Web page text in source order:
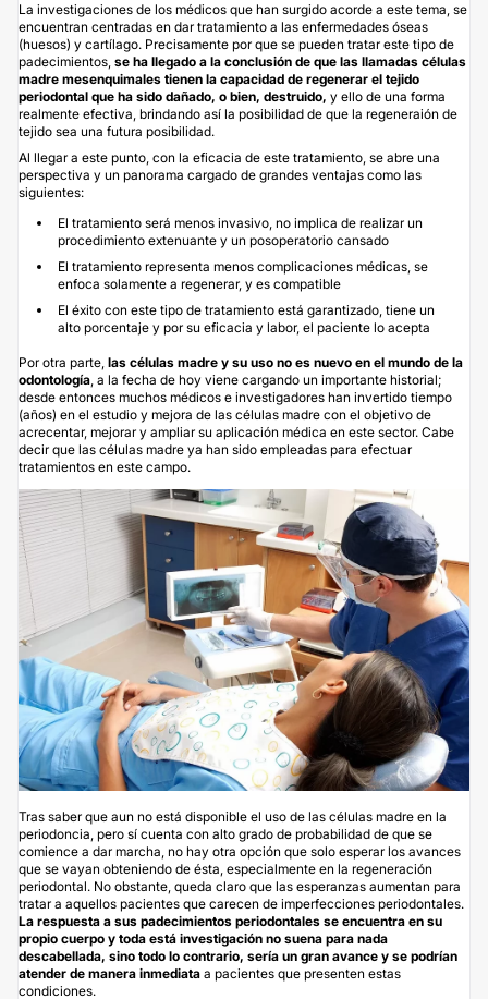
La investigaciones de los médicos que han surgido acorde a este tema, se
encuentran centradas en dar tratamiento a las enfermedades óseas
(huesos) y cartílago. Precisamente por que se pueden tratar este tipo de
padecimientos, se ha llegado a la conclusión de que las llamadas células
madre mesenquimales tienen la capacidad de regenerar el tejido
periodontal que ha sido dañado, o bien, destruido, y ello de una forma
realmente efectiva, brindando así la posibilidad de que la regeneraión de
tejido sea una futura posibilidad.
Al llegar a este punto, con la eficacia de este tratamiento, se abre una
perspectiva y un panorama cargado de grandes ventajas como las
siguientes:
El tratamiento será menos invasivo, no implica de realizar un
procedimiento extenuante y un posoperatorio cansado
El tratamiento representa menos complicaciones médicas, se
enfoca solamente a regenerar, y es compatible
El éxito con este tipo de tratamiento está garantizado, tiene un
alto porcentaje y por su eficacia y labor, el paciente lo acepta
Por otra parte, las células madre y su uso no es nuevo en el mundo de la
odontología, a la fecha de hoy viene cargando un importante historial;
desde entonces muchos médicos e investigadores han invertido tiempo
(años) en el estudio y mejora de las células madre con el objetivo de
acrecentar, mejorar y ampliar su aplicación médica en este sector. Cabe
decir que las células madre ya han sido empleadas para efectuar
tratamientos en este campo.
Tras saber que aun no está disponible el uso de las células madre en la
periodoncia, pero sí cuenta con alto grado de probabilidad de que se
comience a dar marcha, no hay otra opción que solo esperar los avances
que se vayan obteniendo de ésta, especialmente en la regeneración
periodontal. No obstante, queda claro que las esperanzas aumentan para
tratar a aquellos pacientes que carecen de imperfecciones periodontales.
La respuesta a sus padecimientos periodontales se encuentra en su
propio cuerpo y toda está investigación no suena para nada
descabellada, sino todo lo contrario, sería un gran avance y se podrían
atender de manera inmediata a pacientes que presenten estas
condiciones.